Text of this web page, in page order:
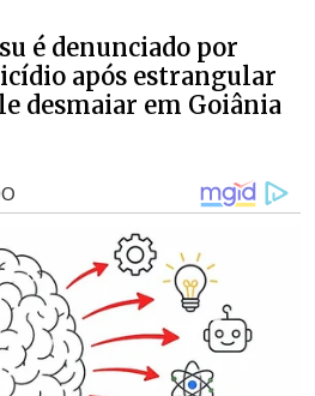
é denunciado por
após estrangular
desmaiar em Goiânia